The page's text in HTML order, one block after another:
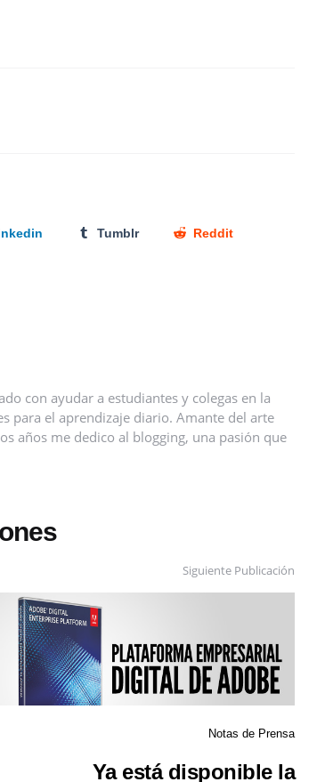
Tumblr Reddit
con ayudar a estudiantes y colegas en la
para el aprendizaje diario. Amante del arte
años me dedico al blogging, una pasión que
Siguiente Publicación
Notas de Prensa
Ya está disponible la